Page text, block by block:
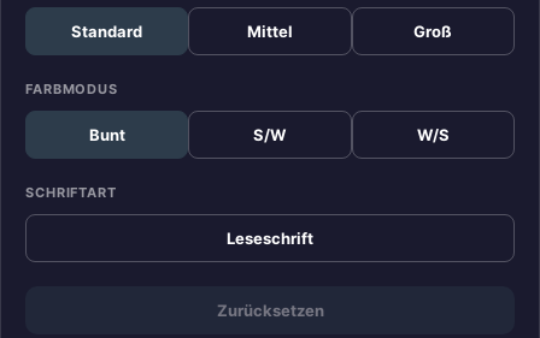
Standard Mittel Groß
FARBMODUS
Bunt S/W W/S
SCHRIFTART
Leseschrift
Zurücksetzen
Büro Straßburg
Europäisches Parlament
Allée du Printemps –
WEISS T12 029
F-67070 Straßburg
+33 388 - 17 52 99